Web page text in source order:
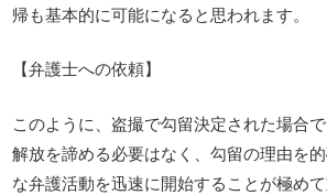
帰も基本的に可能になると思われます。
【弁護士への依頼】
このように、盗撮で勾留決定された場合
解放を諦める必要はなく、勾留の理由を
な弁護活動を迅速に開始することが極めて